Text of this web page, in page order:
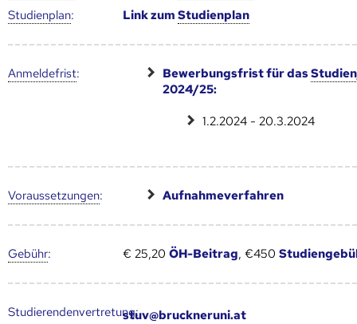
Studien­plan: Link zumStudien­plan
Anmelde­frist: Bewerbungsfrist für das
2024/25:
1.2.2024 - 20.3.2024
Voraus­setzungen: Aufnahmeverfahren
Gebühr: € 25,20ÖH-Beitrag, €450
Studierendenvertretung:stuv@bruckneruni.at